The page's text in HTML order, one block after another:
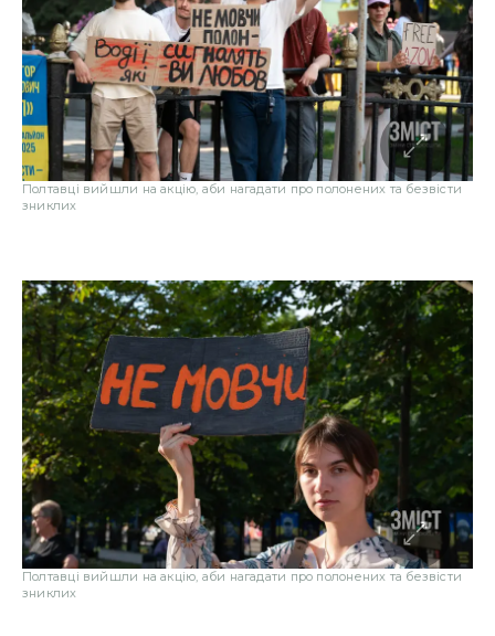
Полтавці вийшли на акцію, аби нагадати про полонених та безвісти
зниклих
Полтавці вийшли на акцію, аби нагадати про полонених та безвісти
зниклих